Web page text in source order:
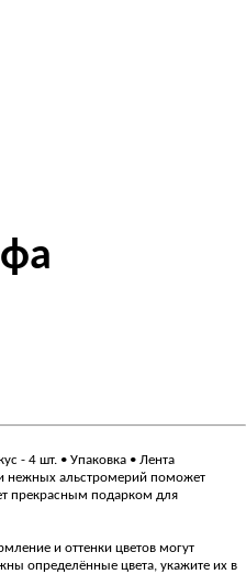
- 4 шт. • Упаковка • Лента
нежных альстромерий поможет
прекрасным подарком для
и оттенки цветов могут
определённые цвета, укажите их в